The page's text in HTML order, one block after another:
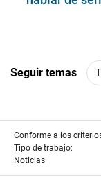
Seguir temas
Conforme a los
Tipo de trabajo:
Noticias